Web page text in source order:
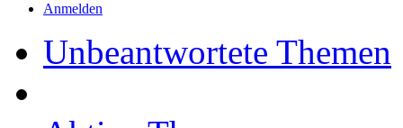
Anmelden
Unbeantwortete Themen